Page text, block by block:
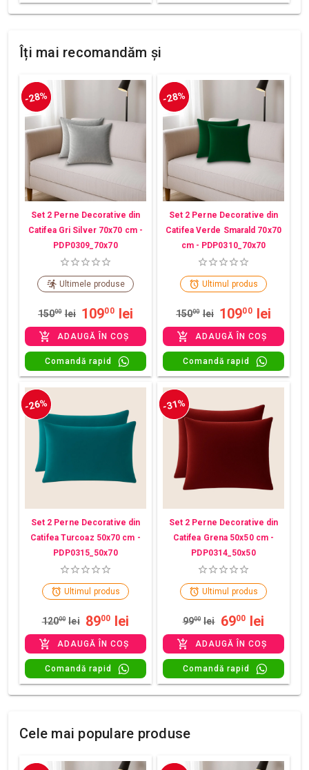
Îți mai recomandăm și
-28%
Set 2 Perne Decorative din
Catifea Gri Silver 70x70 cm -
PDP0309_70x70
Ultimele produse
15000 lei 10900 lei
ADAUGĂ ÎN COȘ
Comandă rapid
-28%
Set 2 Perne Decorative din
Catifea Verde Smarald 70x70
cm - PDP0310_70x70
Ultimul produs
15000 lei 10900 lei
ADAUGĂ ÎN COȘ
Comandă rapid
-26%
Set 2 Perne Decorative din
Catifea Turcoaz 50x70 cm -
PDP0315_50x70
Ultimul produs
12000 lei 8900 lei
ADAUGĂ ÎN COȘ
Comandă rapid
-31%
Set 2 Perne Decorative din
Catifea Grena 50x50 cm -
PDP0314_50x50
Ultimul produs
9900 lei 6900 lei
ADAUGĂ ÎN COȘ
Comandă rapid
Cele mai populare produse